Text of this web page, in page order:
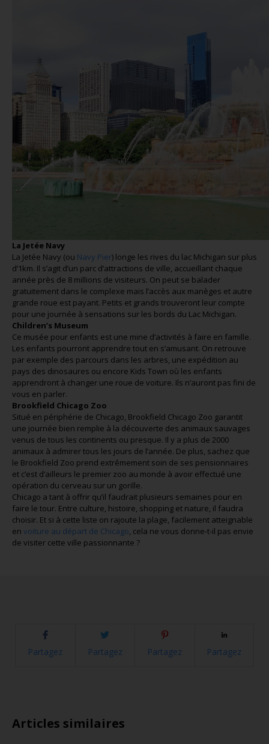
La Jetée Navy
La Jetée Navy (ou Navy Pier) longe les rives du lac Michigan sur plus
d’1km. Il s’agit d’un parc d’attractions de ville, accueillant chaque
année près de 8 millions de visiteurs. On peut se balader
gratuitement dans le complexe mais l’accès aux manèges et autre
grande roue est payant. Petits et grands trouveront leur compte
pour une journée à sensations sur les bords du Lac Michigan.
Children’s Museum
Ce musée pour enfants est une mine d’activités à faire en famille.
Les enfants pourront apprendre tout en s’amusant. On retrouve
par exemple des parcours dans les arbres, une expédition au
pays des dinosaures ou encore Kids Town où les enfants
apprendront à changer une roue de voiture. Ils n’auront pas fini de
vous en parler.
Brookfield Chicago Zoo
Situé en périphérie de Chicago, Brookfield Chicago Zoo garantit
une journée bien remplie à la découverte des animaux sauvages
venus de tous les continents ou presque. Il y a plus de 2000
animaux à admirer tous les jours de l’année. De plus, sachez que
le Brookfield Zoo prend extrêmement soin de ses pensionnaires
et c’est d’ailleurs le premier zoo au monde à avoir effectué une
opération du cerveau sur un gorille.
Chicago a tant à offrir qu’il faudrait plusieurs semaines pour en
faire le tour. Entre culture, histoire, shopping et nature, il faudra
choisir. Et si à cette liste on rajoute la plage, facilement atteignable
en voiture au départ de Chicago, cela ne vous donne-t-il pas envie
de visiter cette ville passionnante ?
Partagez Partagez Partagez Partagez
Articles similaires